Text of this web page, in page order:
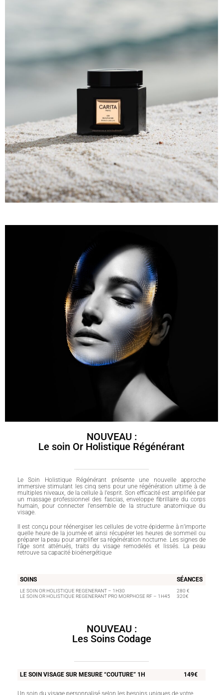
NOUVEAU :
Le soin Or Holistique Régénérant
Le Soin Holistique Régénérant présente une nouvelle approche
immersive stimulant les cinq sens pour une régénération ultime à de
multiples niveaux, de la cellule à l’esprit. Son efficacité est amplifiée par
un massage professionnel des fascias, enveloppe fibrillaire du corps
humain, pour connecter l’ensemble de la structure anatomique du
visage.
Il est conçu pour réénergiser les cellules de votre épiderme à n’importe
quelle heure de la journée et ainsi récupérer les heures de sommeil ou
préparer la peau pour amplifier sa régénération nocturne. Les signes de
l’âge sont atténués, traits du visage remodelés et lissés. La peau
retrouve sa capacité bioénergétique
SOINS SÉANCES
LE SOIN OR HOLISTIQUE REGENERANT – 1H30
LE SOIN OR HOLISTIQUE REGENERANT PRO MORPHOSE RF – 1H45
280 €
320€
NOUVEAU :
Les Soins Codage
LE SOIN VISAGE SUR MESURE “COUTURE” 1H 149€
Un soin du visage personnalisé selon les besoins uniques de votre